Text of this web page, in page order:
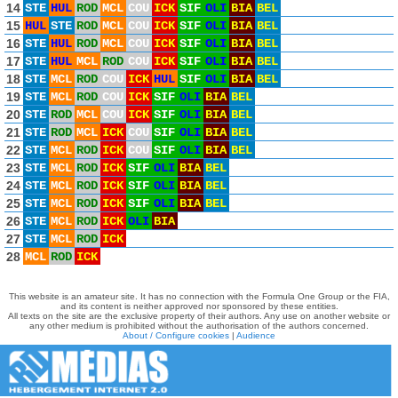
14 STE HUL ROD MCL COU ICK SIF OLI BIA BEL
15 HUL STE ROD MCL COU ICK SIF OLI BIA BEL
16 STE HUL ROD MCL COU ICK SIF OLI BIA BEL
17 STE HUL MCL ROD COU ICK SIF OLI BIA BEL
18 STE MCL ROD COU ICK HUL SIF OLI BIA BEL
19 STE MCL ROD COU ICK SIF OLI BIA BEL
20 STE ROD MCL COU ICK SIF OLI BIA BEL
21 STE ROD MCL ICK COU SIF OLI BIA BEL
22 STE MCL ROD ICK COU SIF OLI BIA BEL
23 STE MCL ROD ICK SIF OLI BIA BEL
24 STE MCL ROD ICK SIF OLI BIA BEL
25 STE MCL ROD ICK SIF OLI BIA BEL
26 STE MCL ROD ICK OLI BIA
27 STE MCL ROD ICK
28 MCL ROD ICK
This website is an amateur site. It has no connection with the Formula One Group or the FIA,
and its content is neither approved nor sponsored by these entities.
All texts on the site are the exclusive property of their authors. Any use on another website or
any other medium is prohibited without the authorisation of the authors concerned.
About / Configure cookies | Audience